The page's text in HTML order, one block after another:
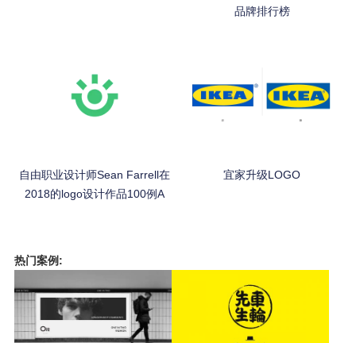
品牌排行榜
自由职业设计师Sean Farrell在
2018的logo设计作品100例A
宜家升级LOGO
热门案例: